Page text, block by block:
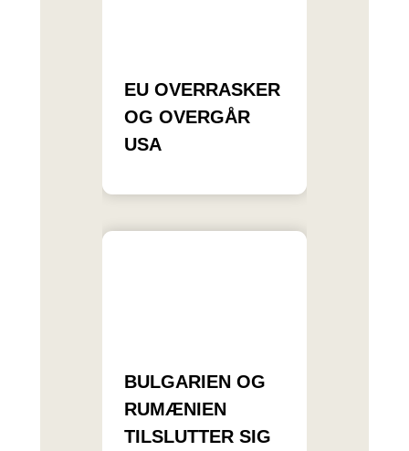
EU OVERRASKER
OG OVERGÅR
USA
BULGARIEN OG
RUMÆNIEN
TILSLUTTER SIG